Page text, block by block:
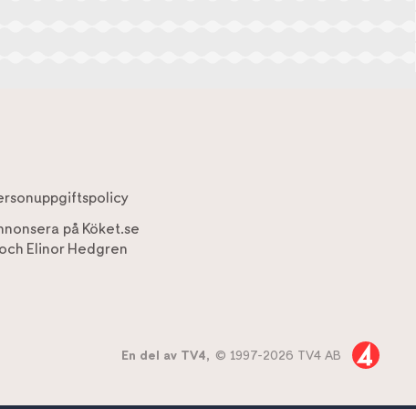
på Köket.se
och Elinor Hedgren
En del av TV4, © 1997-2026 TV4 AB